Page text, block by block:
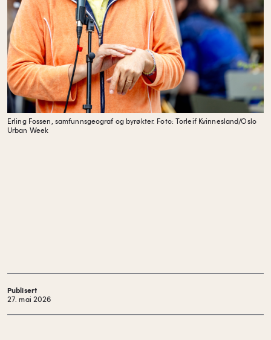
Erling Fossen, samfunnsgeograf og byrøkter. Foto: Torleif Kvinnesland/Oslo
Urban Week
Publisert
27. mai 2026